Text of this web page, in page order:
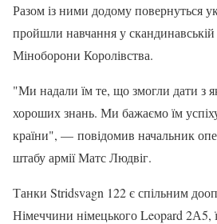
Разом із ними додому повернуться
пройшли навчання у скандинавській
Міноборони Королівства.
"Ми надали їм те, що змогли дати з
хороших знань. Ми бажаємо їм успіху
країни", — повідомив начальник
штабу армії Матс Людвіг.
Танки Stridsvagn 122 є спільним
Німеччини німецького Leopard 2А5,